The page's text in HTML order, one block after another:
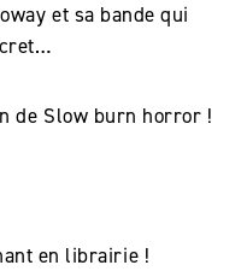
et sa bande qui
de Slow burn horror !
en librairie !